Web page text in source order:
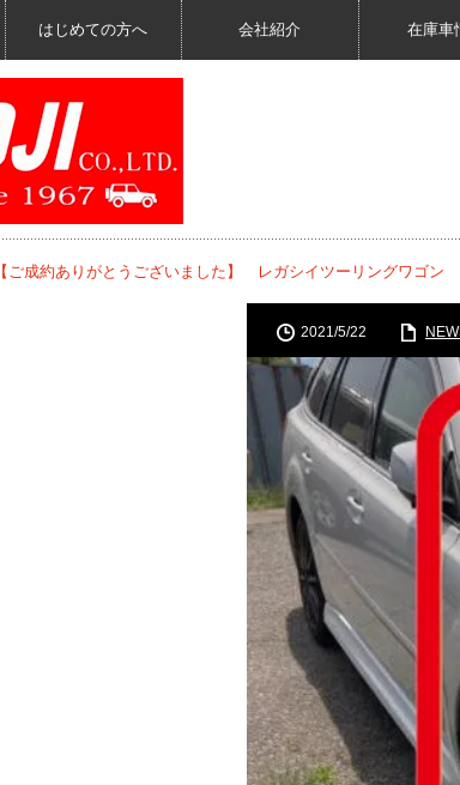
はじめての方へ 会社紹介 在庫車
【ご成約ありがとうございました】 レガシイツーリングワゴン
2021/5/22